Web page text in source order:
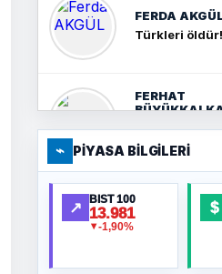
FERDA
Türkleri öldür!
FERHAT
Ankara
Toplantısı mı,
Ortadoğu
Provası mı?
HÜSEYIN
BAYAZITOĞLU
Hilâl Bıyık,
⌁ PIYASA BILGILERI
↗ BIST 100
13.981
▼-1,90%
$